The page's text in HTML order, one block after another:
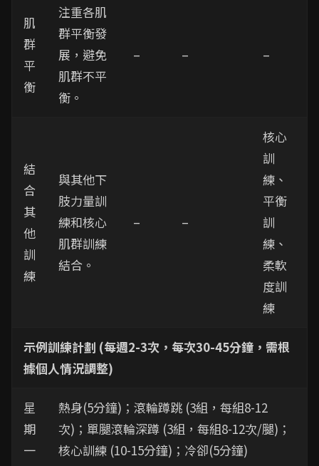
肌
群
平
衡
注重各肌
群平衡發
展，避免
肌群不平
衡。
– – –
結
合
其
他
訓
練
與其他下
肢力量訓
練和核心
肌群訓練
結合。
– –
核心
訓
練、
平衡
訓
練、
柔軟
度訓
練
示例訓練計劃 (每週2-3次，每次30-45分鐘，需根
據個人情況調整)
星
期
一
熱身(5分鐘)；滾輪蹲跳 (3組，每組8-12
次)；單腿滾輪深蹲 (3組，每組8-12次/腿)；
核心訓練 (10-15分鐘)；冷卻(5分鐘)